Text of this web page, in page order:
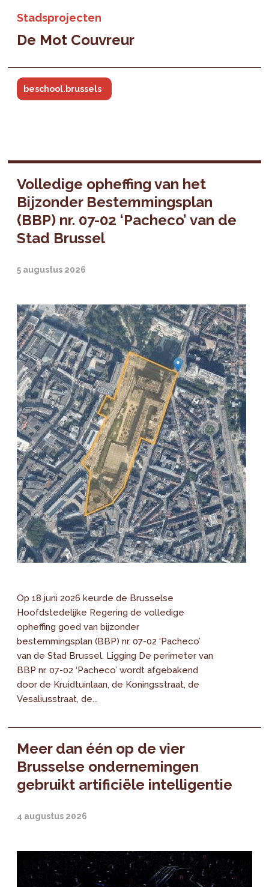
Stadsprojecten
De Mot Couvreur
beschool.brussels
Volledige opheffing van het
Bijzonder Bestemmingsplan
(BBP) nr. 07-02 ‘Pacheco’ van de
Stad Brussel
5 augustus 2026
Op 18 juni 2026 keurde de Brusselse
Hoofdstedelijke Regering de volledige
opheffing goed van bijzonder
bestemmingsplan (BBP) nr. 07-02 ‘Pacheco’
van de Stad Brussel. Ligging De perimeter van
BBP nr. 07-02 ‘Pacheco’ wordt afgebakend
door de Kruidtuinlaan, de Koningsstraat, de
Vesaliusstraat, de...
Meer dan één op de vier
Brusselse ondernemingen
gebruikt artificiële intelligentie
4 augustus 2026